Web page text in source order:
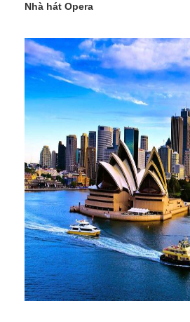
Nhà hát Opera